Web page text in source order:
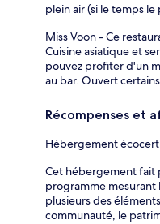
plein air (si le temps
Miss Voon - Ce
Cuisine asiatique et
pouvez profiter d'un
au bar. Ouvert
Récompenses et
Hébergement
Cet hébergement fait
programme mesurant
plusieurs des
communauté, le